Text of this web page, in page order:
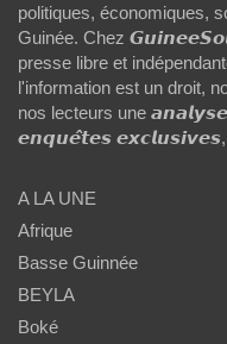
politiques, économiques,
Guinée. Chez
presse libre et
l'information est un droit,
nos lecteurs une
𝙚𝙣𝙦𝙪𝙚̂𝙩𝙚𝙨 𝙚𝙭𝙘𝙡𝙪𝙨𝙞𝙫𝙚𝙨,
A LA UNE
Afrique
Basse Guinnée
BEYLA
Boké